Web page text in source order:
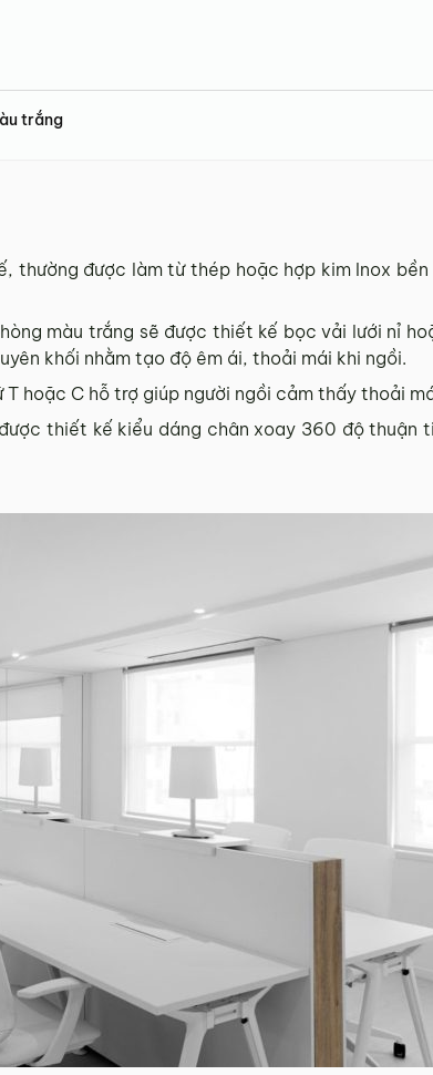
trắng
thường được làm từ thép hoặc hợp kim Inox
màu trắng sẽ được thiết kế bọc vải lưới nỉ
khối nhằm tạo độ êm ái, thoải mái khi ngồi.
hoặc C hỗ trợ giúp người ngồi cảm thấy thoải
thiết kế kiểu dáng chân xoay 360 độ thuận